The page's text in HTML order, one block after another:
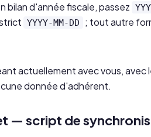
bilan d'année fiscale, passez
YYYY-MM-DD ; tout autre
actuellement avec vous, avec
donnée d'adhérent.
— script de